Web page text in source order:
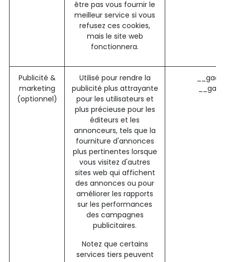
être pas vous fournir le
meilleur service si vous
refusez ces cookies,
mais le site web
fonctionnera.
Publicité &
marketing
(optionnel)
Utilisé pour rendre la
publicité plus attrayante
pour les utilisateurs et
plus précieuse pour les
éditeurs et les
annonceurs, tels que la
fourniture d'annonces
plus pertinentes lorsque
vous visitez d'autres
sites web qui affichent
des annonces ou pour
améliorer les rapports
sur les performances
des campagnes
publicitaires.
Notez que certains
services tiers peuvent